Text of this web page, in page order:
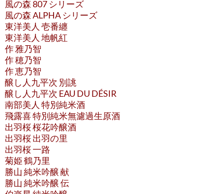
風の森 807 シリーズ
風の森 ALPHA シリーズ
東洋美人 壱番纏
東洋美人 地帆紅
作 雅乃智
作 穂乃智
作 恵乃智
醸し人九平次 別誂
醸し人九平次 EAU DU DÉSIR
南部美人 特別純米酒
飛露喜 特別純米無濾過生原酒
出羽桜 桜花吟醸酒
出羽桜 出羽の里
出羽桜 一路
菊姫 鶴乃里
勝山 純米吟醸 献
勝山 純米吟醸 伝